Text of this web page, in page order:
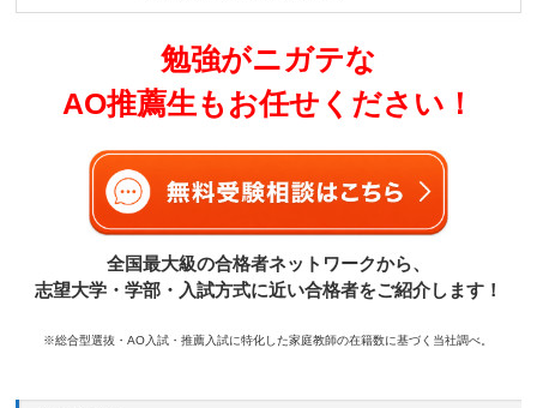
勉強がニガテな
AO推薦生もお任せください！
全国最大級の合格者ネットワークから、
志望大学・学部・入試方式に近い合格者をご紹介します！
※総合型選抜・AO入試・推薦入試に特化した家庭教師の在籍数に基づく当社調べ。